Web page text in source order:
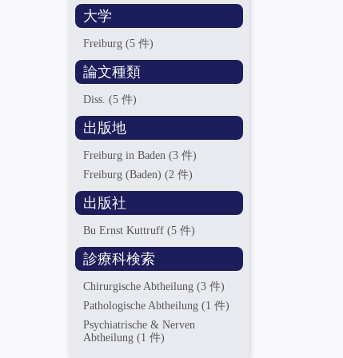
大学
Freiburg(5 件)
論文種類
Diss.(5 件)
出版地
Freiburg in Baden(3 件)
Freiburg (Baden)(2 件)
出版社
Bu Ernst Kuttruff(5 件)
診療科検索
Chirurgische Abtheilung(3 件)
Pathologische Abtheilung(1 件)
Psychiatrische & Nerven
Abtheilung(1 件)